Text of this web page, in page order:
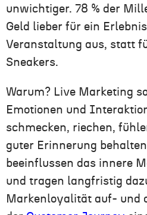
unwichtiger. 78 % der
Geld lieber für ein
Veranstaltung aus, statt
Sneakers.
Warum? Live Marketing
Emotionen und
schmecken, riechen,
guter Erinnerung
beeinflussen das innere
und tragen langfristig
Markenloyalität auf- und